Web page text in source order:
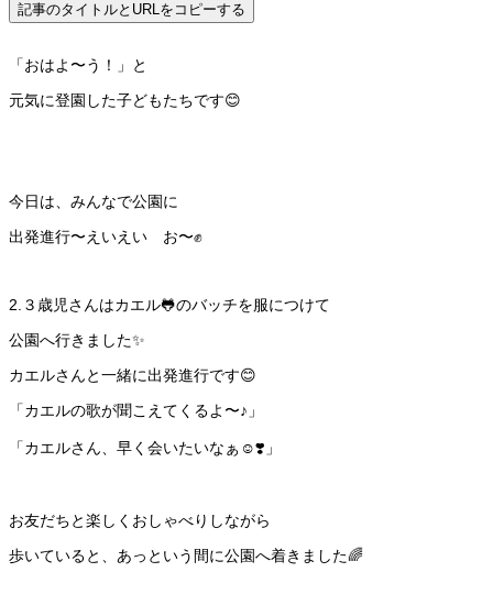
記事のタイトルとURLをコピーする
「おはよ〜う！」と
元気に登園した子どもたちです😊
今日は、みんなで公園に
出発進行〜えいえい お〜✊
2.３歳児さんはカエル🐸のバッチを服につけて
公園へ行きました✨
カエルさんと一緒に出発進行です😊
「カエルの歌が聞こえてくるよ〜♪」
「カエルさん、早く会いたいなぁ☺️❣️」
お友だちと楽しくおしゃべりしながら
歩いていると、あっという間に公園へ着きました🌈